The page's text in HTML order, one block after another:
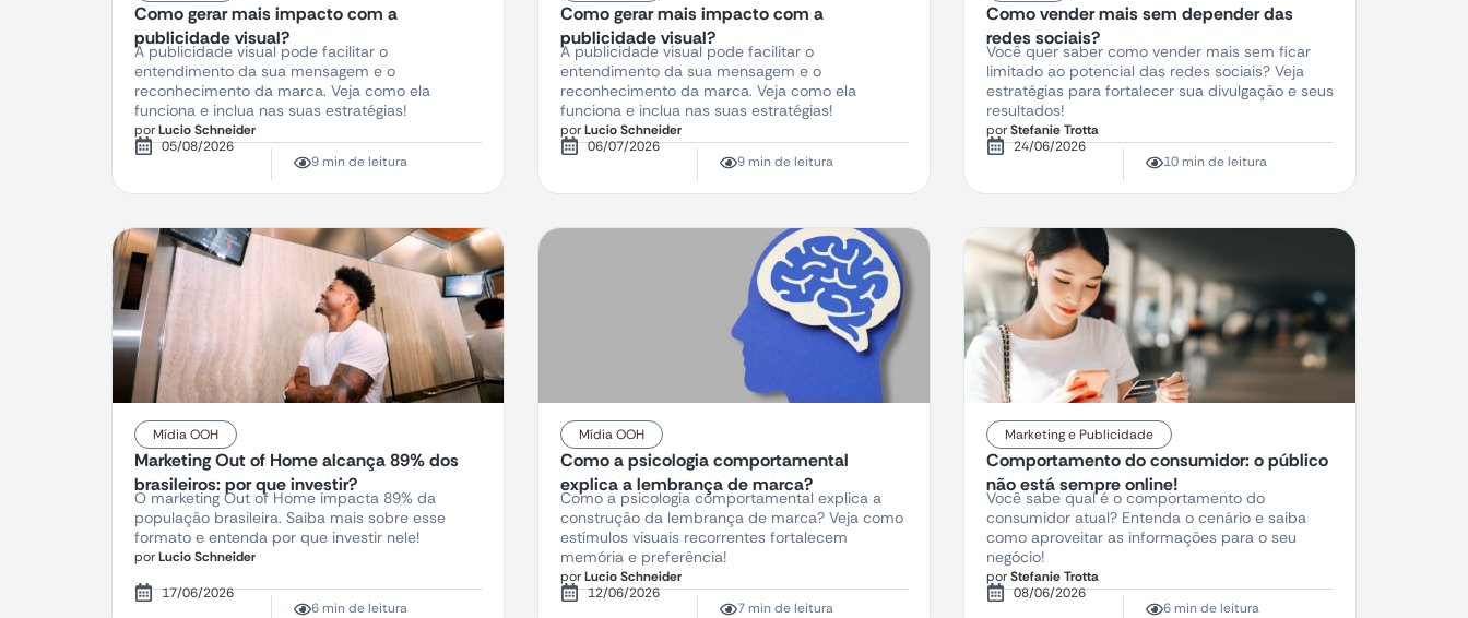
Como gerar mais impacto com a
publicidade visual?
A publicidade visual pode facilitar o
entendimento da sua mensagem e o
reconhecimento da marca. Veja como ela
funciona e inclua nas suas estratégias!
porLucio Schneider
05/08/2026
9 min de leitura
Como gerar mais impacto com a
publicidade visual?
A publicidade visual pode facilitar o
entendimento da sua mensagem e o
reconhecimento da marca. Veja como ela
funciona e inclua nas suas estratégias!
porLucio Schneider
06/07/2026
9 min de leitura
Como vender mais sem depender das
redes sociais?
Você quer saber como vender mais sem ficar
limitado ao potencial das redes sociais? Veja
estratégias para fortalecer sua divulgação e seus
resultados!
porStefanie Trotta
24/06/2026
10 min de leitura
Mídia OOH
Marketing Out of Home alcança 89% dos
brasileiros: por que investir?
O marketing Out of Home impacta 89% da
população brasileira. Saiba mais sobre esse
formato e entenda por que investir nele!
porLucio Schneider
17/06/2026
6 min de leitura
Mídia OOH
Como a psicologia comportamental
explica a lembrança de marca?
Como a psicologia comportamental explica a
construção da lembrança de marca? Veja como
estímulos visuais recorrentes fortalecem
memória e preferência!
porLucio Schneider
12/06/2026
7 min de leitura
Marketing e Publicidade
Comportamento do consumidor: o público
não está sempre online!
Você sabe qual é o comportamento do
consumidor atual? Entenda o cenário e saiba
como aproveitar as informações para o seu
negócio!
porStefanie Trotta
08/06/2026
6 min de leitura